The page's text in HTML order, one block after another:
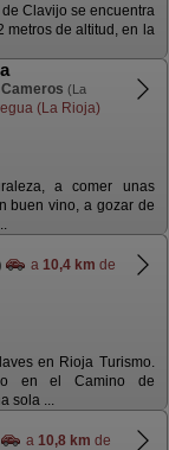
Clavijo se encuentra
metros de altitud, en la
(La
(La Rioja)
a comer unas
buen vino, a gozar de
a 10,4 km de
en Rioja Turismo.
en el Camino de
sola ...
a 10,8 km de